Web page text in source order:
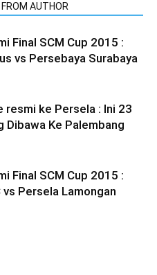
FROM AUTHOR
Final SCM Cup 2015 :
vs Persebaya Surabaya
resmi ke Persela : Ini 23
Dibawa Ke Palembang
Final SCM Cup 2015 :
vs Persela Lamongan